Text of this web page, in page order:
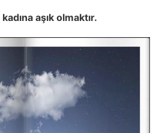
aşık olmaktır.